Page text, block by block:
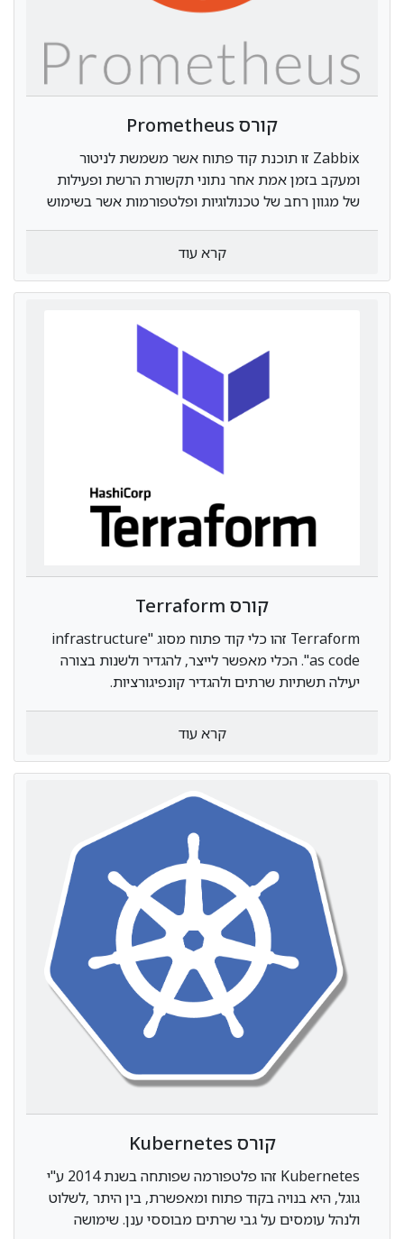
קורס Prometheus
Zabbix זו תוכנת קוד פתוח אשר משמשת לניטור
ומעקב בזמן אמת אחר נתוני תקשורת הרשת ופעילות
של מגוון רחב של טכנולוגיות ופלטפורמות אשר בשימוש
ויזואלי מפותח לראות את המידע החשוב בזמן אמת,
בטווחי זמן רבים, התראות מיידיות על תקלות ועוד.
קרא עוד
קורס Terraform
Terraform זהו כלי קוד פתוח מסוג "infrastructure
as code". הכלי מאפשר לייצר, להגדיר ולשנות בצורה
יעילה תשתיות שרתים ולהגדיר קונפיגורציות.
google cloud platform, Azure ועוד.
קרא עוד
קורס Kubernetes
Kubernetes זהו פלטפורמה שפותחה בשנת 2014 ע"י
גוגל, היא בנויה בקוד פתוח ומאפשרת, בין היתר ,לשלוט
ולנהל עומסים על גבי שרתים מבוססי ענן. שימושה